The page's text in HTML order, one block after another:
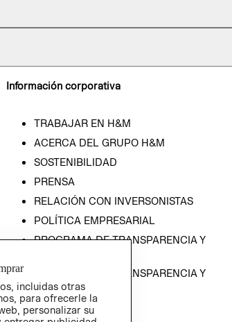
Información corporativa
TRABAJAR EN H&M
ACERCA DEL GRUPO H&M
SOSTENIBILIDAD
PRENSA
RELACIÓN CON INVERSONISTAS
POLÍTICA EMPRESARIAL
PROGRAMA DE TRANSPARENCIA Y
PROGRAMA DE TRANSPARENCIA Y
ÉTICA (INGLÉS)
incluidas otras
para ofrecerle la
personalizar su